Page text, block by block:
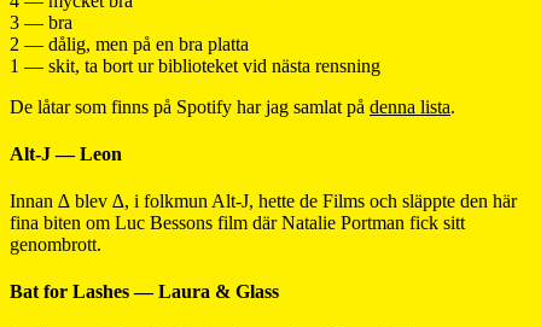
3 — bra
2 — dålig, men på en bra platta
1 — skit, ta bort ur biblioteket vid nästa rensning
De låtar som finns på Spotify har jag samlat på denna lista.
Alt-J — Leon
Innan ∆ blev ∆, i folkmun Alt-J, hette de Films och släppte den här
fina biten om Luc Bessons film där Natalie Portman fick sitt
genombrott.
Bat for Lashes — Laura & Glass